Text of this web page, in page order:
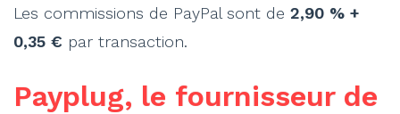
Les commissions de PayPal sont de 2,90 % +
0,35 € par transaction.
Payplug, le fournisseur de